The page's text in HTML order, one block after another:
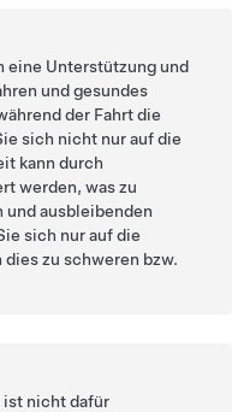
eine Unterstützung und
und gesundes
der Fahrt die
sich nicht nur auf die
kann durch
werden, was zu
und ausbleibenden
sich nur auf die
zu schweren bzw.
ist nicht dafür